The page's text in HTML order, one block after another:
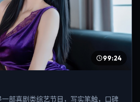
99:24
部喜剧类综艺节目，写实笔触，口碑